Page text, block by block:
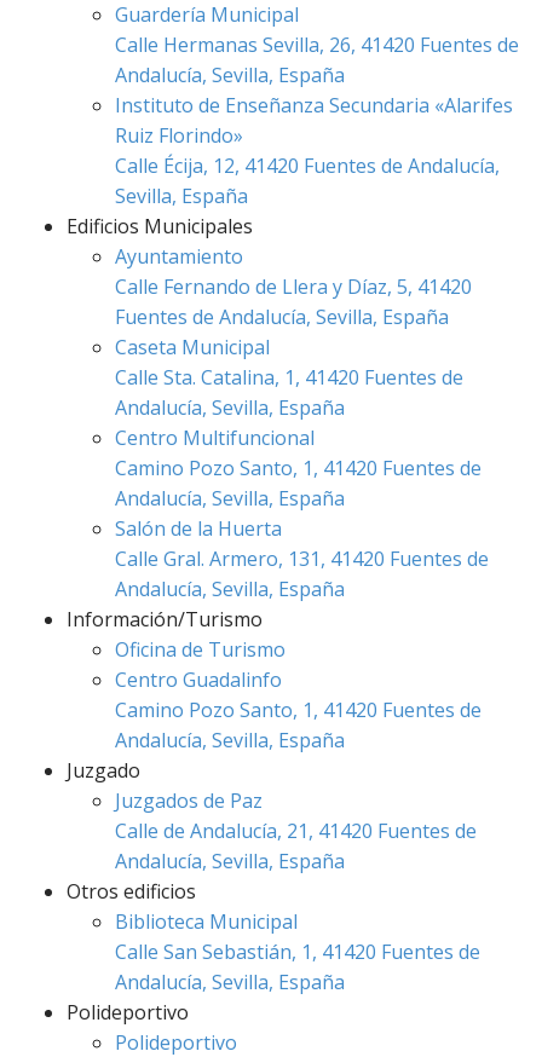
Guardería Municipal
Calle Hermanas Sevilla, 26, 41420 Fuentes de
Andalucía, Sevilla, España
Instituto de Enseñanza Secundaria «Alarifes
Ruiz Florindo»
Calle Écija, 12, 41420 Fuentes de Andalucía,
Sevilla, España
Edificios Municipales
Ayuntamiento
Calle Fernando de Llera y Díaz, 5, 41420
Fuentes de Andalucía, Sevilla, España
Caseta Municipal
Calle Sta. Catalina, 1, 41420 Fuentes de
Andalucía, Sevilla, España
Centro Multifuncional
Camino Pozo Santo, 1, 41420 Fuentes de
Andalucía, Sevilla, España
Salón de la Huerta
Calle Gral. Armero, 131, 41420 Fuentes de
Andalucía, Sevilla, España
Información/Turismo
Oficina de Turismo
Centro Guadalinfo
Camino Pozo Santo, 1, 41420 Fuentes de
Andalucía, Sevilla, España
Juzgado
Juzgados de Paz
Calle de Andalucía, 21, 41420 Fuentes de
Andalucía, Sevilla, España
Otros edificios
Biblioteca Municipal
Calle San Sebastián, 1, 41420 Fuentes de
Andalucía, Sevilla, España
Polideportivo
Polideportivo